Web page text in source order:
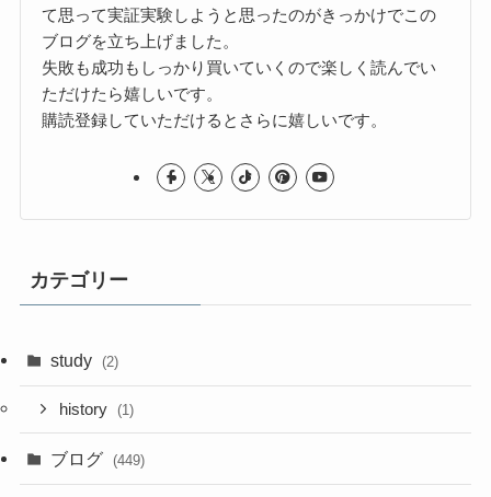
て思って実証実験しようと思ったのがきっかけでこの
ブログを立ち上げました。
失敗も成功もしっかり買いていくので楽しく読んでい
ただけたら嬉しいです。
購読登録していただけるとさらに嬉しいです。
カテゴリー
study (2)
history (1)
ブログ (449)